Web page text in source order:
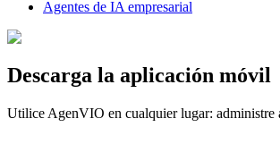
Agentes de IA empresarial
Descarga la aplicación móvil
Utilice AgenVIO en cualquier lugar: administre